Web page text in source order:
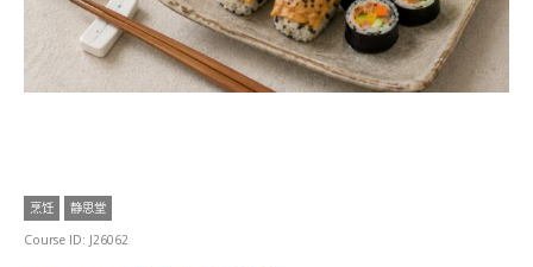
烹饪
静思堂
Course ID: J26062